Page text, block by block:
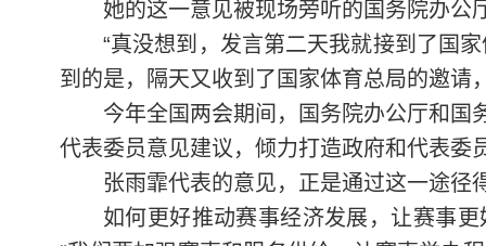
她的这一意见被现场旁听的国务院办公
“真没想到，发言第二天我就接到了国
到的是，隔天又收到了国家体育总局的邀请
今年全国两会期间，国务院办公厅和国
代表委员意见建议，倾力打造政府和代表委
张雨霏代表的意见，正是通过这一途径
如何更好推动赛事经济发展，让赛事